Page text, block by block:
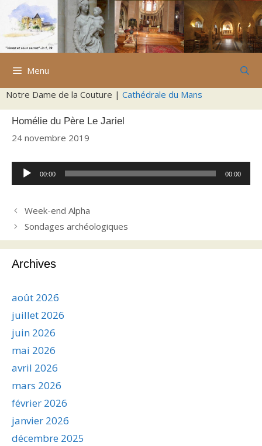
Aller
contenu
Menu
Notre Dame de la Couture | Cathédrale du Mans
Homélie du Père Le Jariel
24 novembre 2019
Lecteur
audio
00:00 00:00
Week-end Alpha
Sondages archéologiques
Archives
août 2026
juillet 2026
juin 2026
mai 2026
avril 2026
mars 2026
février 2026
janvier 2026
décembre 2025